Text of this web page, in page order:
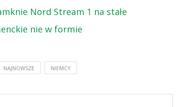
Nord Stream 1 na stałe
nie w formie
NAJNOWSZE NIEMCY